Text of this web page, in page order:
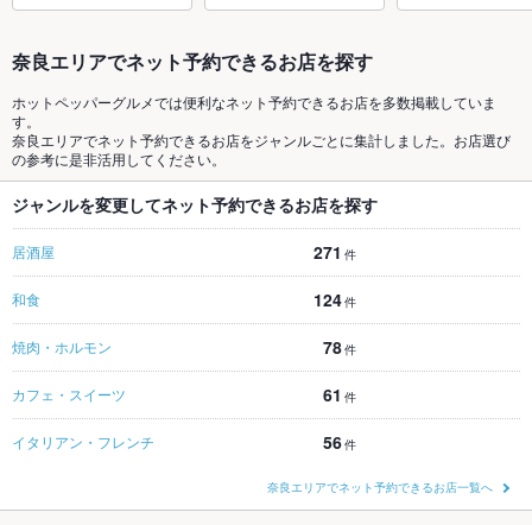
奈良エリアでネット予約できるお店を探す
ホットペッパーグルメでは便利なネット予約できるお店を多数掲載していま
す。
奈良エリアでネット予約できるお店をジャンルごとに集計しました。お店選び
の参考に是非活用してください。
ジャンルを変更してネット予約できるお店を探す
居酒屋 271 件
和食 124件
焼肉・ホルモン 78件
カフェ・スイーツ 61 件
イタリアン・フレンチ 56件
奈良エリアでネット予約できるお店一覧へ